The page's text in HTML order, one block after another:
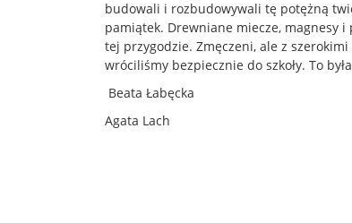
budowali i rozbudowywali tę potężną
pamiątek. Drewniane miecze, magnesy
tej przygodzie. Zmęczeni, ale z
wróciliśmy bezpiecznie do szkoły. To
Beata Łabęcka
Agata Lach